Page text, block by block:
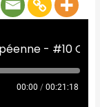
00:00 / 00:21:18